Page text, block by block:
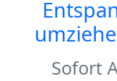
Sofort